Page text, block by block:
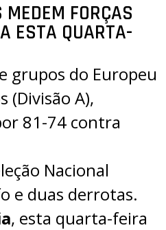
FORÇAS
ESTA QUARTA-
grupos do Europeu
(Divisão A),
81-74 contra
Nacional
e duas derrotas.
, esta quarta-feira